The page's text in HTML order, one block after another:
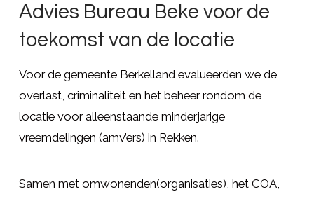
Advies Bureau Beke voor de
toekomst van de locatie
Voor de gemeente Berkelland evalueerden we de
overlast, criminaliteit en het beheer rondom de
locatie voor alleenstaande minderjarige
vreemdelingen (amv’ers) in Rekken.
Samen met omwonenden(organisaties), het COA,